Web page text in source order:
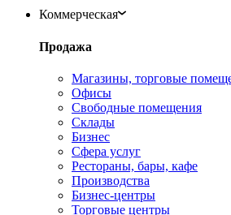
Коммерческая
Продажа
Магазины, торговые
Офисы
Свободные помещения
Склады
Бизнес
Сфера услуг
Рестораны, бары, кафе
Производства
Бизнес-центры
Торговые центры